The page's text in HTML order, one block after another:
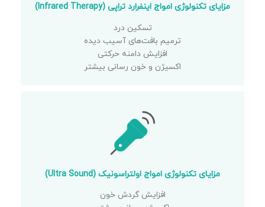
مزایای تکنولوژی امواج اینفرارد تراپی (Infrared Therapy)
تسکین درد
ترمیم بافت‌های آسیب دیده
افزایش دامنه حرکتی
اکسیژن و خون رسانی بیشتر
مزایای تکنولوژی امواج اولتراسونیک (Ultra Sound)
افزایش گردش خون